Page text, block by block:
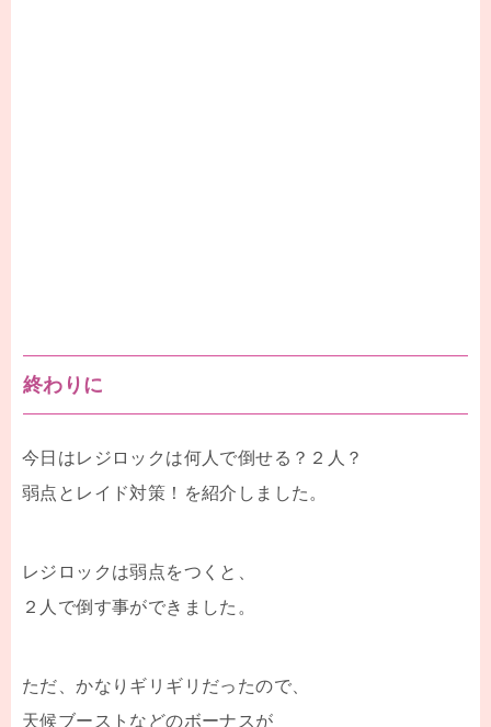
終わりに
今日はレジロックは何人で倒せる？２人？
弱点とレイド対策！を紹介しました。
レジロックは弱点をつくと、
２人で倒す事ができました。
ただ、かなりギリギリだったので、
天候ブーストなどのボーナスが